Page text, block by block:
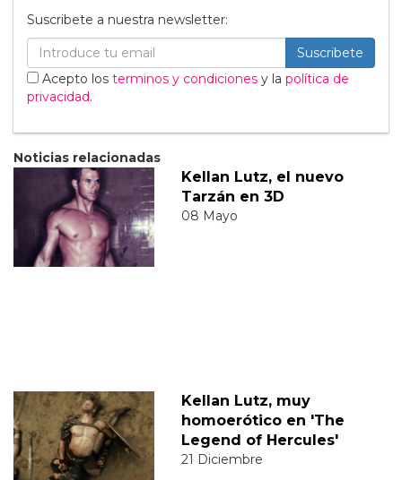
Suscribete a nuestra newsletter:
Suscribete
Acepto los terminos y condiciones y la política de
privacidad.
Noticias relacionadas
Kellan Lutz, el nuevo
Tarzán en 3D
08 Mayo
Kellan Lutz, muy
homoerótico en 'The
Legend of Hercules'
21 Diciembre